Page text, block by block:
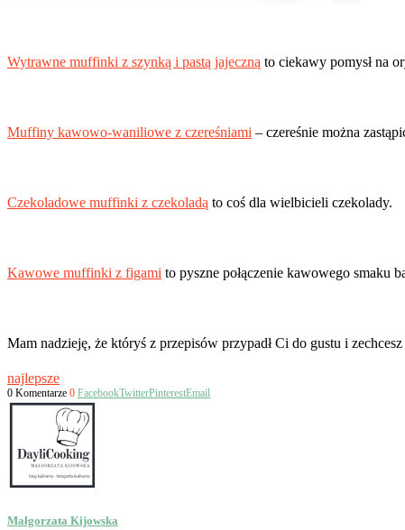
Wytrawne muffinki z szynką i pastą jajeczną to ciekawy pomysł na
Muffiny kawowo-waniliowe z czereśniami – czereśnie można
Czekoladowe muffinki z czekoladą to coś dla wielbicieli czekolady.
Kawowe muffinki z figami to pyszne połączenie kawowego smaku
Mam nadzieję, że któryś z przepisów przypadł Ci do gustu i
najlepsze
0 Komentarze 0 FacebookTwitterPinterestEmail
Małgorzata Kijowska